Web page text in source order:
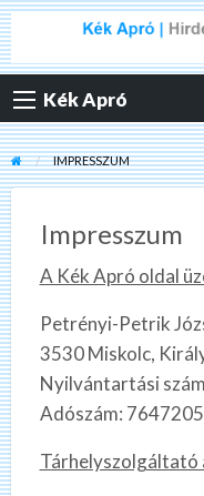
Kék Apró
IMPRESSZUM
Impresszum
A Kék Apró oldal
Petrényi-Petrik
3530 Miskolc,
Nyilvántartási
Adószám:
Tárhelyszolgáltató